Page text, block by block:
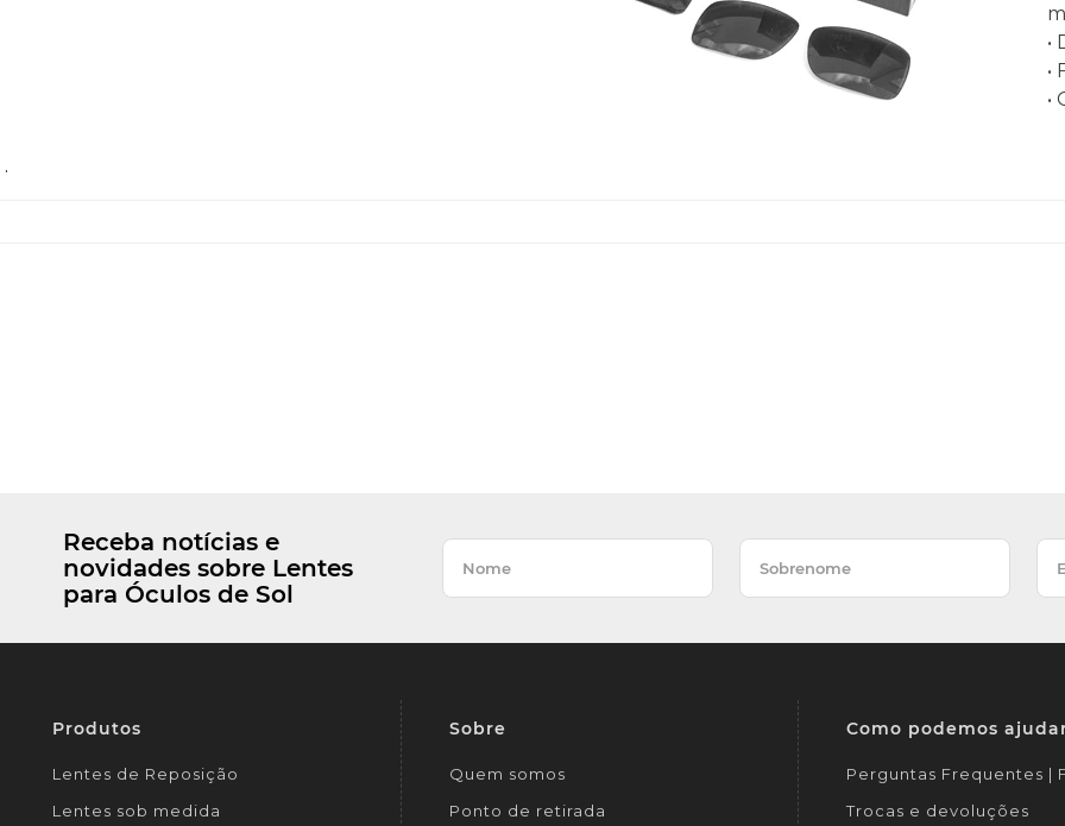
•
•
•
.
Receba notícias e
novidades sobre Lentes
para Óculos de Sol
Produtos
Lentes de Reposição
Lentes sob medida
Sobre
Quem somos
Ponto de retirada
Como podemos
Perguntas Frequentes |
Trocas e devoluções